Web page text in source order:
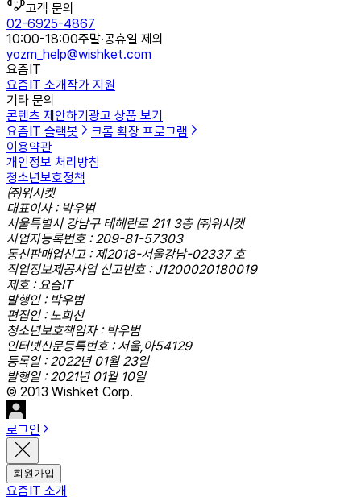
고객 문의
02-6925-4867
10:00-18:00주말·공휴일 제외
yozm_help@wishket.com
요즘IT
요즘IT 소개작가 지원
기타 문의
콘텐츠 제안하기 광고 상품 보기
요즘IT 슬랙봇
크롬 확장 프로그램
이용약관
개인정보 처리방침
청소년보호정책
㈜위시켓
대표이사 : 박우범
서울특별시 강남구 테헤란로 211 3층 ㈜위시켓
사업자등록번호 : 209-81-57303
통신판매업신고 : 제2018-서울강남-02337 호
직업정보제공사업 신고번호 : J1200020180019
제호 : 요즘IT
발행인 : 박우범
편집인 : 노희선
청소년보호책임자 : 박우범
인터넷신문등록번호 : 서울,아54129
등록일 : 2022년 01월 23일
발행일 : 2021년 01월 10일
© 2013 Wishket Corp.
로그인
회원가입
요즘IT 소개